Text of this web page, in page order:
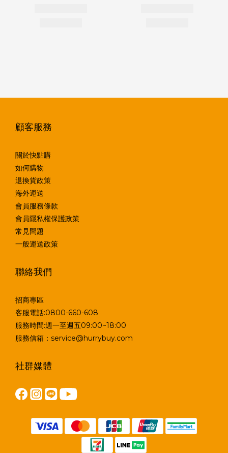
顧客服務
關於快點購
如何購物
退換貨政策
海外運送
會員服務條款
會員隱私權保護政策
常見問題
一般運送政策
聯絡我們
招商專區
客服電話:0800-660-608
服務時間:週一至週五09:00~18:00
服務信箱：service@hurrybuy.com
社群媒體